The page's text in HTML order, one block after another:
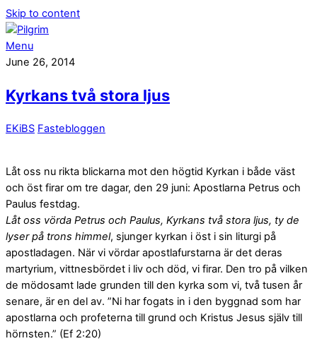
Skip to content
Menu
June 26, 2014
Kyrkans två stora ljus
EKiBS Fastebloggen
Låt oss nu rikta blickarna mot den högtid Kyrkan i både väst
och öst firar om tre dagar, den 29 juni: Apostlarna Petrus och
Paulus festdag.
Låt oss vörda Petrus och Paulus, Kyrkans två stora ljus, ty de
lyser på trons himmel, sjunger kyrkan i öst i sin liturgi på
apostladagen. När vi vördar apostlafurstarna är det deras
martyrium, vittnesbördet i liv och död, vi firar. Den tro på vilken
de mödosamt lade grunden till den kyrka som vi, två tusen år
senare, är en del av. ”Ni har fogats in i den byggnad som har
apostlarna och profeterna till grund och Kristus Jesus själv till
hörnsten.” (Ef 2:20)